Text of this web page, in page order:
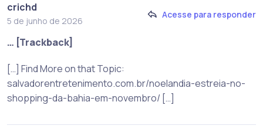
crichd
5 de junho de 2026
Acesse para responder
… [Trackback]
[…] Find More on that Topic:
salvadorentretenimento.com.br/noelandia-estreia-no-
shopping-da-bahia-em-novembro/ […]